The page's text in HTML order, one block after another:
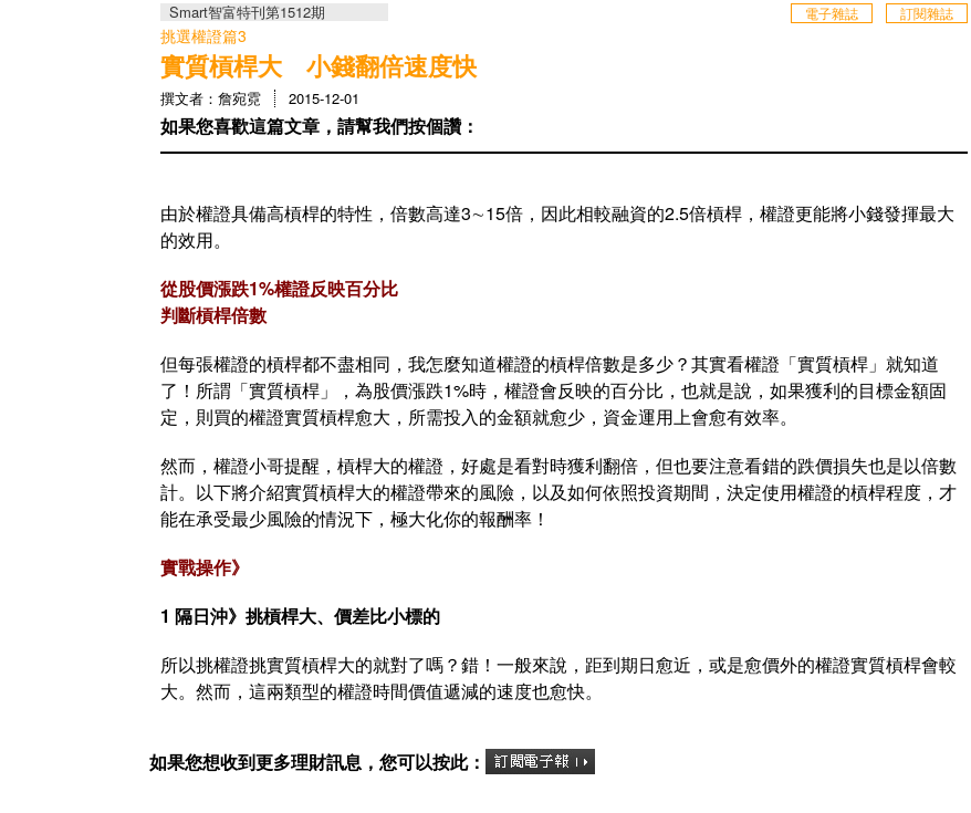
訂閱雜誌
電子雜誌
Smart智富特刊第1512期
挑選權證篇3
實質槓桿大 小錢翻倍速度快
撰文者：詹宛霓 2015-12-01
如果您喜歡這篇文章，請幫我們按個讚：
由於權證具備高槓桿的特性，倍數高達3∼15倍，因此相較融資的2.5倍槓桿，權證更能將小錢發揮最大
的效用。
從股價漲跌1%權證反映百分比
判斷槓桿倍數
但每張權證的槓桿都不盡相同，我怎麼知道權證的槓桿倍數是多少？其實看權證「實質槓桿」就知道
了！所謂「實質槓桿」，為股價漲跌1%時，權證會反映的百分比，也就是說，如果獲利的目標金額固
定，則買的權證實質槓桿愈大，所需投入的金額就愈少，資金運用上會愈有效率。
然而，權證小哥提醒，槓桿大的權證，好處是看對時獲利翻倍，但也要注意看錯的跌價損失也是以倍數
計。以下將介紹實質槓桿大的權證帶來的風險，以及如何依照投資期間，決定使用權證的槓桿程度，才
能在承受最少風險的情況下，極大化你的報酬率！
實戰操作》
1 隔日沖》挑槓桿大、價差比小標的
所以挑權證挑實質槓桿大的就對了嗎？錯！一般來說，距到期日愈近，或是愈價外的權證實質槓桿會較
大。然而，這兩類型的權證時間價值遞減的速度也愈快。
如果您想收到更多理財訊息，您可以按此：